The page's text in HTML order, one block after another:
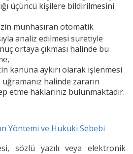
üçüncü kişilere bildirilmesini
münhasıran otomatik
analiz edilmesi suretiyle
ortaya çıkması halinde bu
kanuna aykırı olarak işlenmesi
halinde zararın
etme haklarınız bulunmaktadır.
Yöntemi ve Hukuki Sebebi
sözlü yazılı veya elektronik